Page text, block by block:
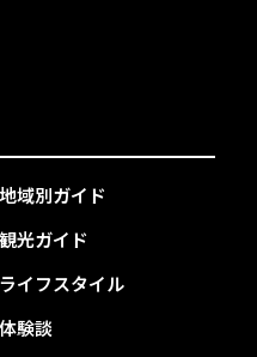
地域別ガイド
観光ガイド
ライフスタイル
体験談